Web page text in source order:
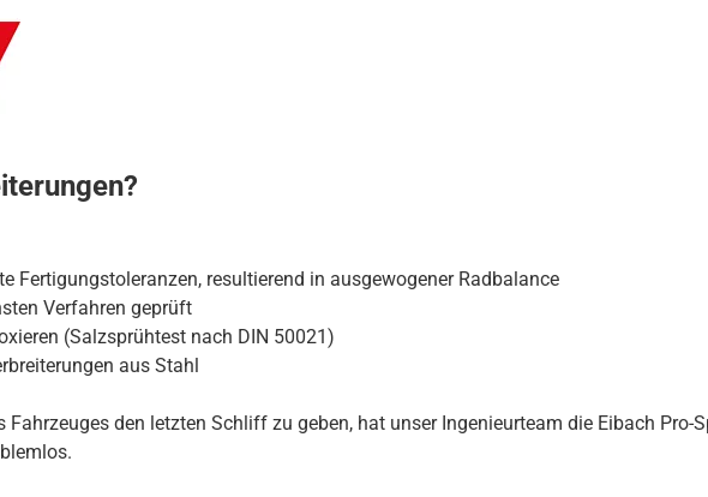
Fertigungstoleranzen, resultierend in ausgewogener Radbalance
Verfahren geprüft
(Salzsprühtest nach DIN 50021)
aus Stahl
den letzten Schliff zu geben, hat unser Ingenieurteam die Eibach Pro-